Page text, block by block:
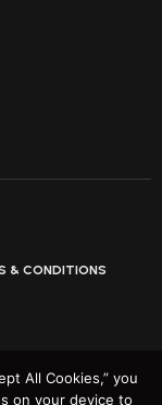
& CONDITIONS
All Cookies,” you
on your device to